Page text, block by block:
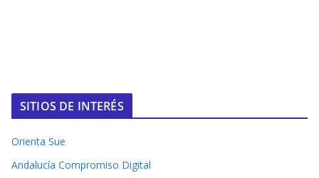
SITIOS DE INTERÉS
Orienta Sue
Andalucía Compromiso Digital